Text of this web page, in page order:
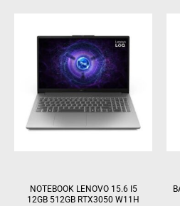
NOTEBOOK LENOVO 15.6 I5
12GB 512GB RTX3050 W11H